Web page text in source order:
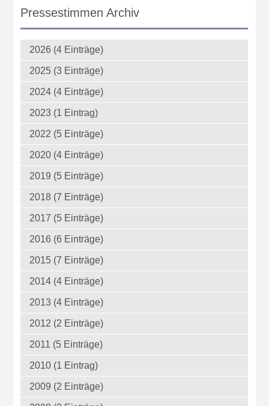
Pressestimmen Archiv
2026 (4 Einträge)
2025 (3 Einträge)
2024 (4 Einträge)
2023 (1 Eintrag)
2022 (5 Einträge)
2020 (4 Einträge)
2019 (5 Einträge)
2018 (7 Einträge)
2017 (5 Einträge)
2016 (6 Einträge)
2015 (7 Einträge)
2014 (4 Einträge)
2013 (4 Einträge)
2012 (2 Einträge)
2011 (5 Einträge)
2010 (1 Eintrag)
2009 (2 Einträge)